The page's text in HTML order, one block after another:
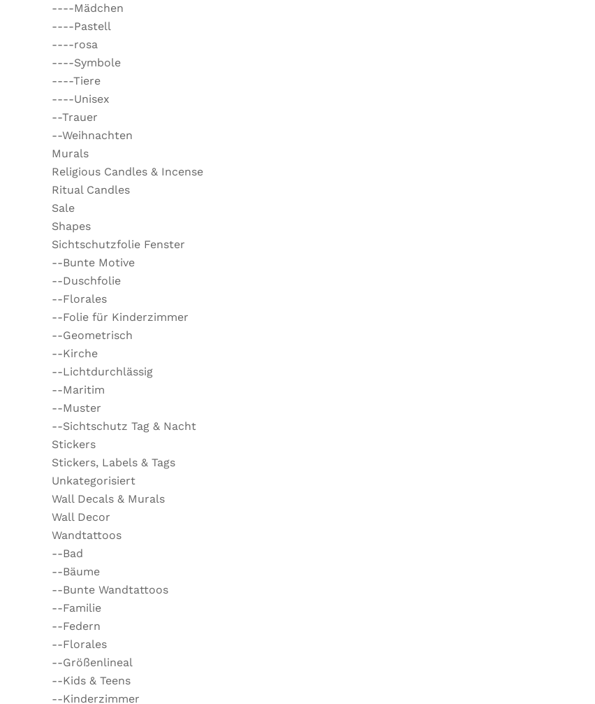
----Mädchen
----Pastell
----rosa
----Symbole
----Tiere
----Unisex
--Trauer
--Weihnachten
Murals
Religious Candles & Incense
Ritual Candles
Sale
Shapes
Sichtschutzfolie Fenster
--Bunte Motive
--Duschfolie
--Florales
--Folie für Kinderzimmer
--Geometrisch
--Kirche
--Lichtdurchlässig
--Maritim
--Muster
--Sichtschutz Tag & Nacht
Stickers
Stickers, Labels & Tags
Unkategorisiert
Wall Decals & Murals
Wall Decor
Wandtattoos
--Bad
--Bäume
--Bunte Wandtattoos
--Familie
--Federn
--Florales
--Größenlineal
--Kids & Teens
--Kinderzimmer